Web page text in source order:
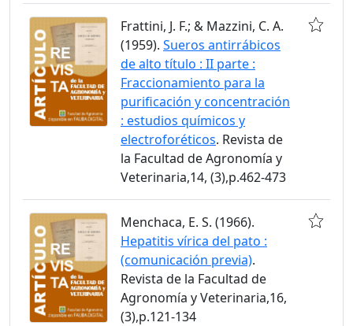
Frattini, J. F.; & Mazzini, C. A.
(1959). Sueros antirrábicos
de alto título : II parte :
Fraccionamiento para la
purificación y concentración
: estudios químicos y
electroforéticos. Revista de
la Facultad de Agronomía y
Veterinaria,14, (3),p.462-473
Menchaca, E. S. (1966).
Hepatitis vírica del pato :
(comunicación previa).
Revista de la Facultad de
Agronomía y Veterinaria,16,
(3),p.121-134